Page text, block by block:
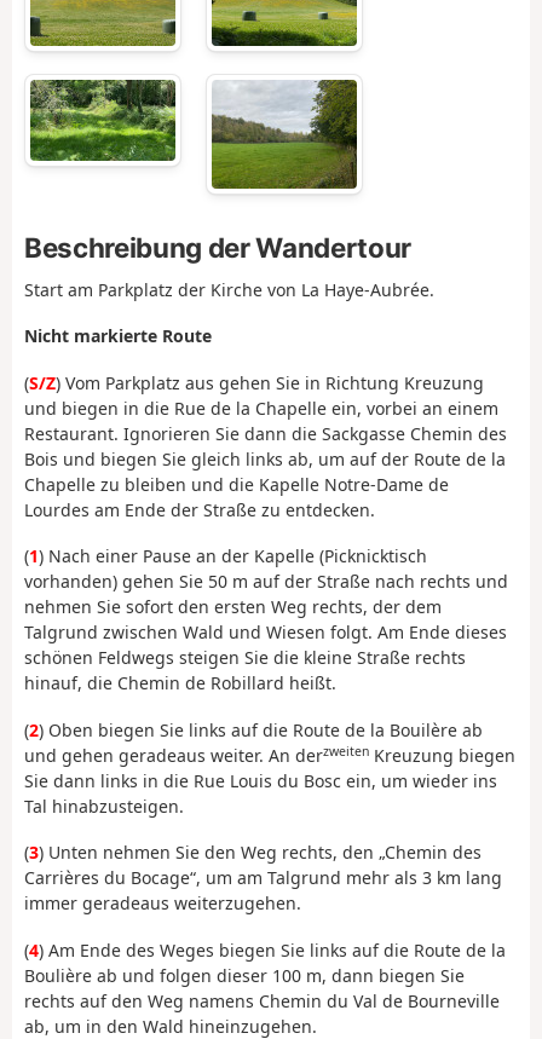
Beschreibung der Wandertour
Start am Parkplatz der Kirche von La Haye-Aubrée.
Nicht markierte Route
(S/Z) Vom Parkplatz aus gehen Sie in Richtung Kreuzung
und biegen in die Rue de la Chapelle ein, vorbei an einem
Restaurant. Ignorieren Sie dann die Sackgasse Chemin des
Bois und biegen Sie gleich links ab, um auf der Route de la
Chapelle zu bleiben und die Kapelle Notre-Dame de
Lourdes am Ende der Straße zu entdecken.
(1) Nach einer Pause an der Kapelle (Picknicktisch
vorhanden) gehen Sie 50 m auf der Straße nach rechts und
nehmen Sie sofort den ersten Weg rechts, der dem
Talgrund zwischen Wald und Wiesen folgt. Am Ende dieses
schönen Feldwegs steigen Sie die kleine Straße rechts
hinauf, die Chemin de Robillard heißt.
(2) Oben biegen Sie links auf die Route de la Bouilère ab
und gehen geradeaus weiter. An derzweiten Kreuzung biegen
Sie dann links in die Rue Louis du Bosc ein, um wieder ins
Tal hinabzusteigen.
(3) Unten nehmen Sie den Weg rechts, den „Chemin des
Carrières du Bocage“, um am Talgrund mehr als 3 km lang
immer geradeaus weiterzugehen.
(4) Am Ende des Weges biegen Sie links auf die Route de la
Boulière ab und folgen dieser 100 m, dann biegen Sie
rechts auf den Weg namens Chemin du Val de Bourneville
ab, um in den Wald hineinzugehen.